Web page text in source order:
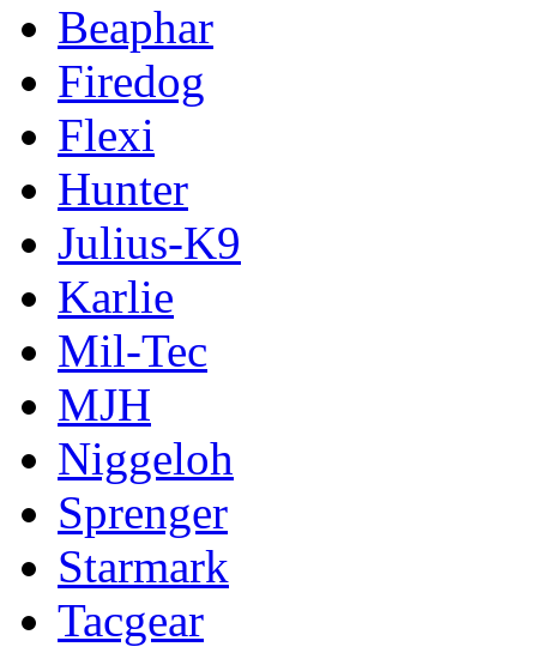
Beaphar
Firedog
Flexi
Hunter
Julius-K9
Karlie
Mil-Tec
MJH
Niggeloh
Sprenger
Starmark
Tacgear